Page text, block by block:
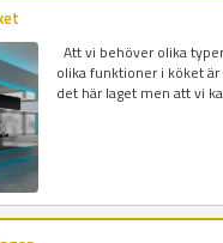
Att vi behöver olika
olika funktioner i köket
det här laget men att vi